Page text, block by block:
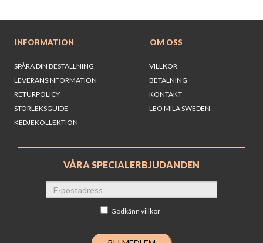
INFORMATION
SPÅRA DIN BESTÄLLNING
LEVERANSINFORMATION
RETURPOLICY
STORLEKSGUIDE
KEDJEKOLLEKTION
OM OSS
VILLKOR
BETALNING
KONTAKT
LEO MILA SWEDEN
VÅRA SPECIALERBJUDANDEN
Godkänn villkor